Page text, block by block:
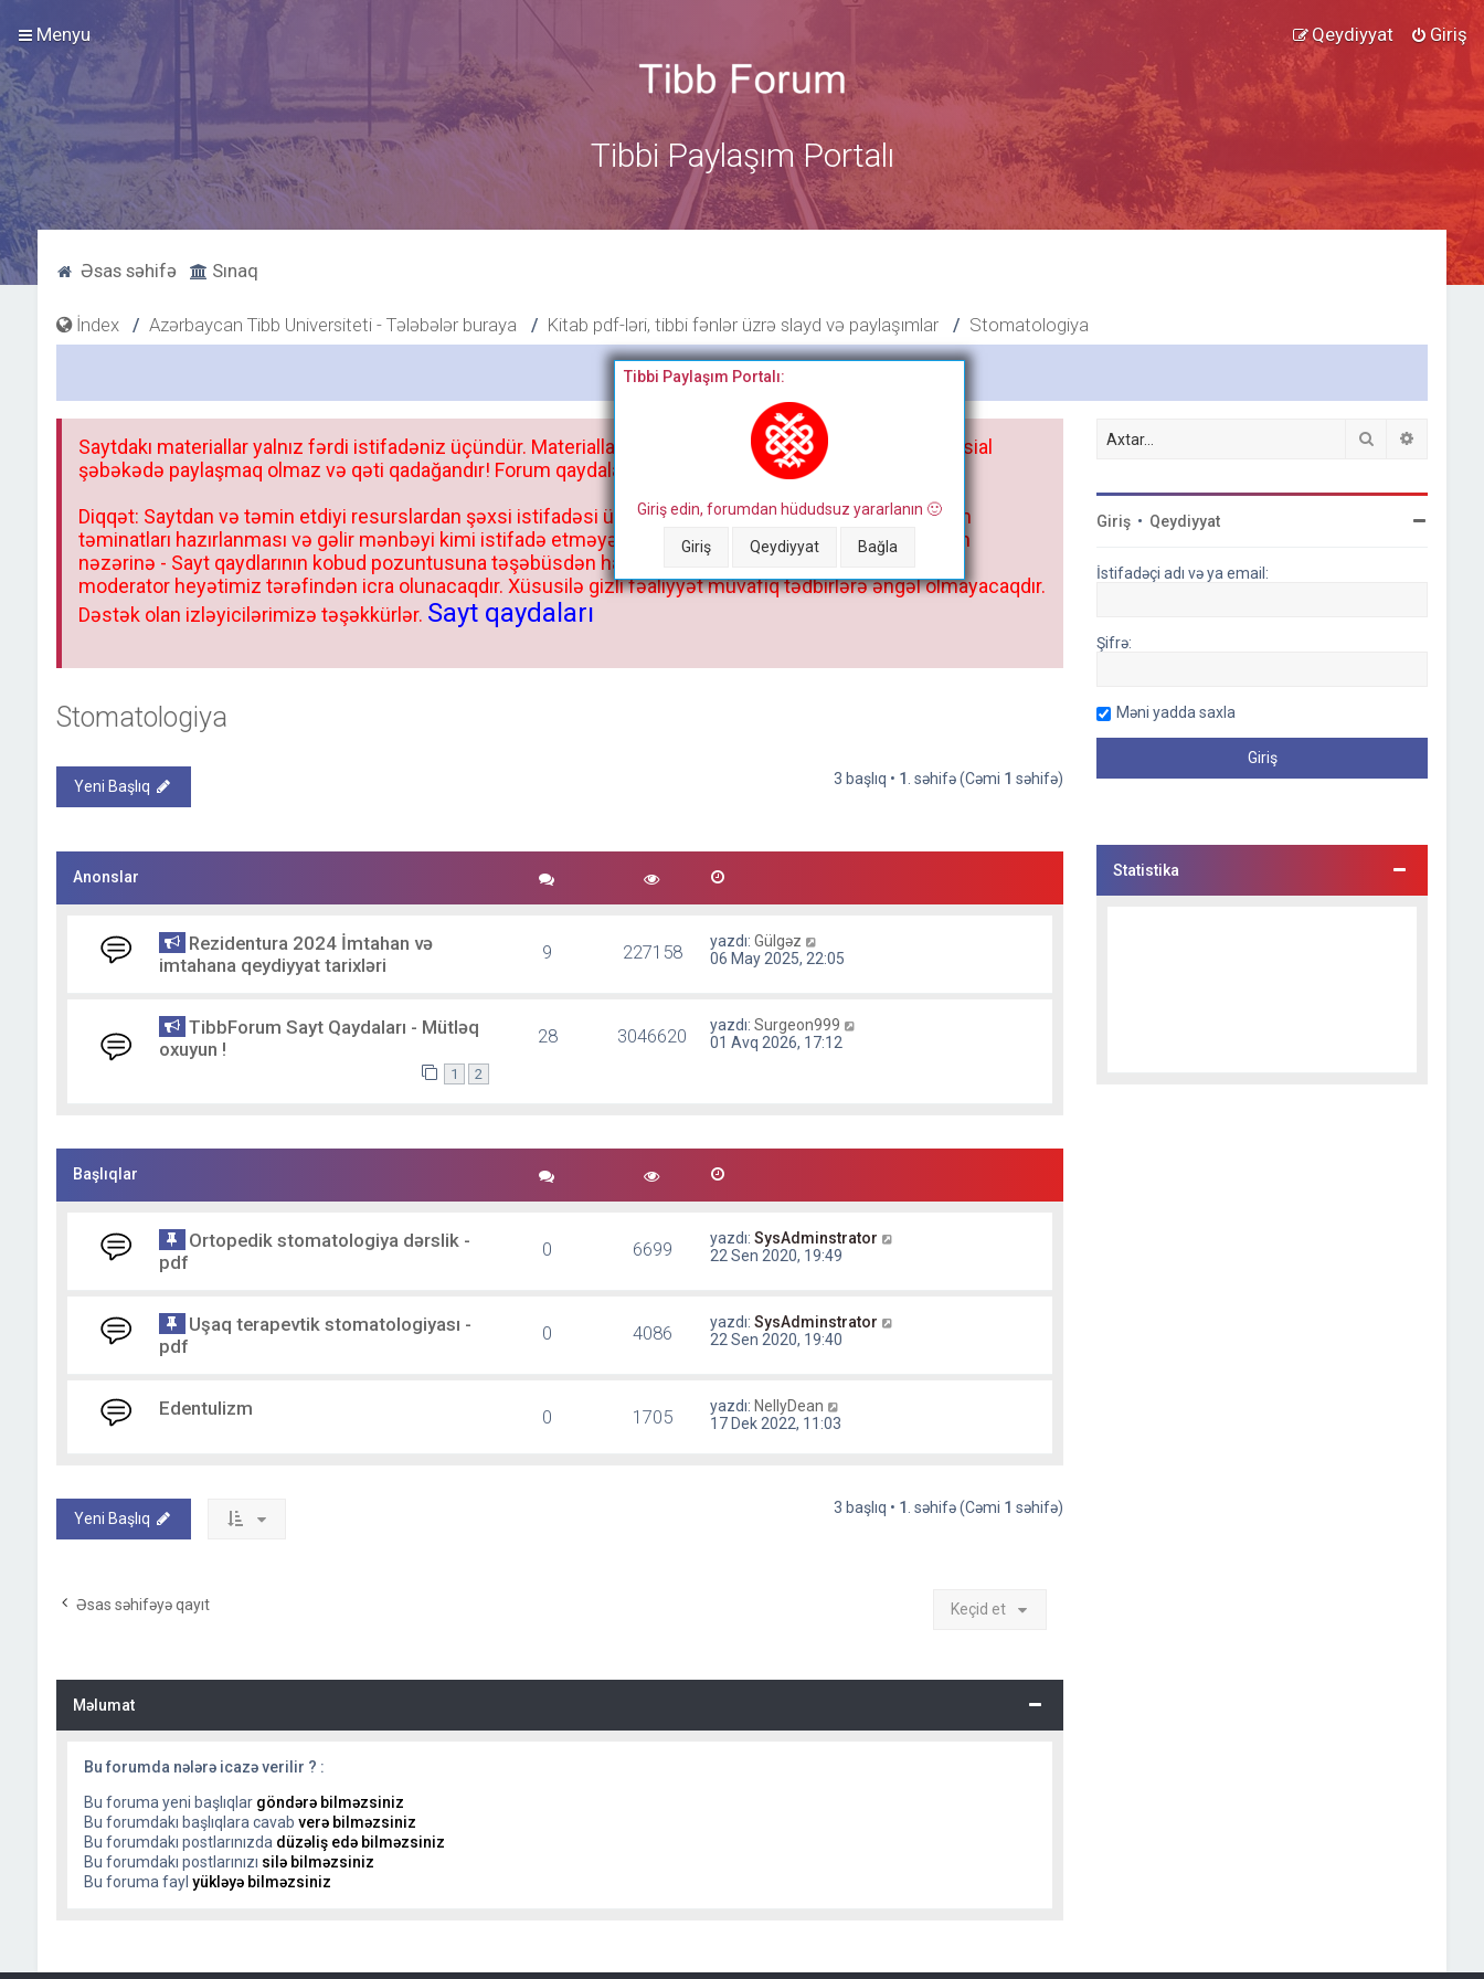
Menyu Giriş
Qeydiyyat
Tibbi Paylaşım Portalı
Əsas səhifə Sınaq
İndex Azərbaycan Tibb Universiteti - Tələbələr buraya Kitab pdf-ləri, tibbi fənlər üzrə slayd və paylaşımlar Stomatologiya
Bitdi
Tibbi Paylaşım Portalı:
Giriş edin, forumdan hüdudsuz yararlanın 🙂
Giriş Qeydiyyat Bağla
Saytdakı materiallar yalnız fərdi istifadəniz üçündür. Materialları istisnasız heç bir qrupda, saytda və sosial
şəbəkədə paylaşmaq olmaz və qəti qadağandır! Forum qaydaları ilə mütləq tanış olun:
Diqqət: Saytdan və təmin etdiyi resurslardan şəxsi istifadəsi üçün deyil, kənar niyyətlər, xüsusi proqram
təminatları hazırlanması və gəlir mənbəyi kimi istifadə etməyə cəhd göstərənlərin və istifadə edənlərin
nəzərinə - Sayt qaydlarının kobud pozuntusuna təşəbüsdən haqqınızda bütün müvafiq tədbirlər böyük
moderator heyətimiz tərəfindən icra olunacaqdır. Xüsusilə gizli fəaliyyət müvafiq tədbirlərə əngəl olmayacaqdır.
Dəstək olan izləyicilərimizə təşəkkürlər. Sayt qaydaları
Stomatologiya
Yeni Başlıq 3 başlıq • 1 . səhifə (Cəmi 1 səhifə)
Anonslar
Rezidentura 2024 İmtahan və
imtahana qeydiyyat tarixləri
9 227158 yazdı:Gülgəz
06 May 2025, 22:05
TibbForum Sayt Qaydaları - Mütləq
oxuyun !
1 2
28 3046620 yazdı:Surgeon999
01 Avq 2026, 17:12
Başlıqlar
Ortopedik stomatologiya dərslik -
pdf
0 6699 yazdı:SysAdminstrator
22 Sen 2020, 19:49
Uşaq terapevtik stomatologiyası -
pdf
0 4086 yazdı:SysAdminstrator
22 Sen 2020, 19:40
Edentulizm 0 1705 yazdı: NellyDean
17 Dek 2022, 11:03
Yeni Başlıq
3 başlıq • 1 . səhifə (Cəmi 1 səhifə)
Əsas səhifəyə qayıt Keçid et
Məlumat
Bu forumda nələrə icazə verilir ? :
Bu foruma yeni başlıqlar göndərə bilməzsiniz
Bu forumdakı başlıqlara cavab verə bilməzsiniz
Bu forumdakı postlarınızda düzəliş edə bilməzsiniz
Bu forumdakı postlarınızı silə bilməzsiniz
Bu foruma fayl yükləyə bilməzsiniz
Axtar
Giriş • Qeydiyyat
İstifadəçi adı və ya email:
Şifrə:
Məni yadda saxla
Statistika